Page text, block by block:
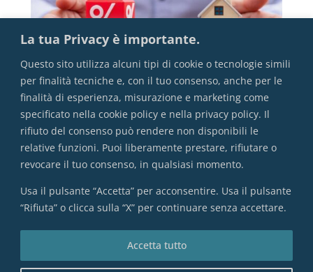
La tua Privacy è importante.
Questo sito utilizza alcuni tipi di cookie o tecnologie simili
per finalità tecniche e, con il tuo consenso, anche per le
finalità di esperienza, misurazione e marketing come
specificato nella cookie policy e nella privacy policy. Il
rifiuto del consenso può rendere non disponibili le
relative funzioni. Puoi liberamente prestare, rifiutare o
revocare il tuo consenso, in qualsiasi momento.
Usa il pulsante “Accetta” per acconsentire. Usa il pulsante
“Rifiuta” o clicca sulla “X” per continuare senza accettare.
Accetta tutto
Mutuo: Fisso o Variabile?
VAI ALL'INDICE COMPLETO